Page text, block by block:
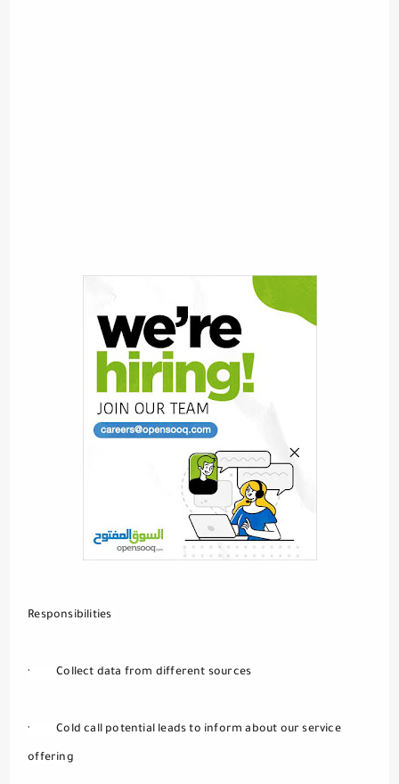
Responsibilities
·         Collect data from different sources
·         Cold call potential leads to inform about our service
offering